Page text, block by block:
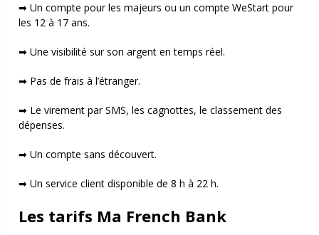
➡ Un compte pour les majeurs ou un compte WeStart pour
les 12 à 17 ans.
➡ Une visibilité sur son argent en temps réel.
➡ Pas de frais à l’étranger.
➡ Le virement par SMS, les cagnottes, le classement des
dépenses.
➡ Un compte sans découvert.
➡ Un service client disponible de 8 h à 22 h.
Les tarifs Ma French Bank